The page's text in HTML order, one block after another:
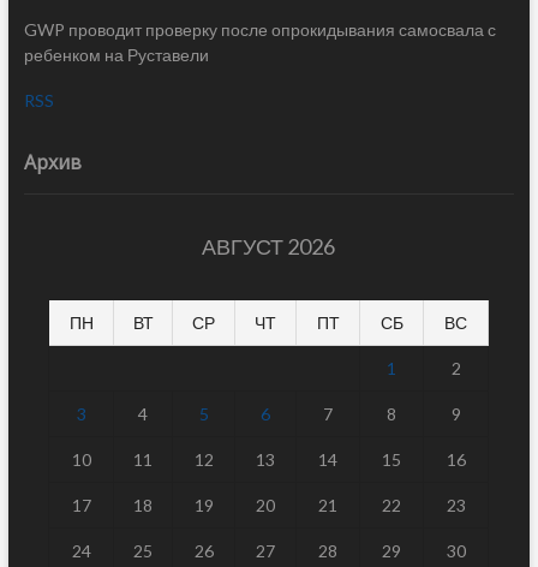
GWP проводит проверку после опрокидывания самосвала с
ребенком на Руставели
RSS
Архив
АВГУСТ 2026
ПН ВТ СР ЧТ ПТ СБ ВС
1 2
3 4 5 6 7 8 9
10 11 12 13 14 15 16
17 18 19 20 21 22 23
24 25 26 27 28 29 30